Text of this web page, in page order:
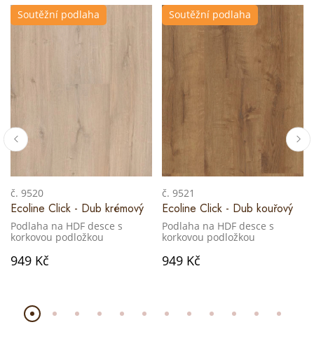
Soutěžní podlaha
č. 9520
Ecoline Click - Dub krémový
Podlaha na HDF desce s
korkovou podložkou
949 Kč
Soutěžní podlaha
č. 9521
Ecoline Click - Dub kouřový
Podlaha na HDF desce s
korkovou podložkou
949 Kč